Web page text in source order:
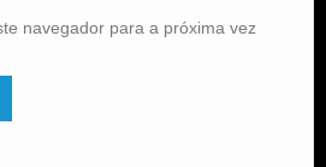
navegador para a próxima vez